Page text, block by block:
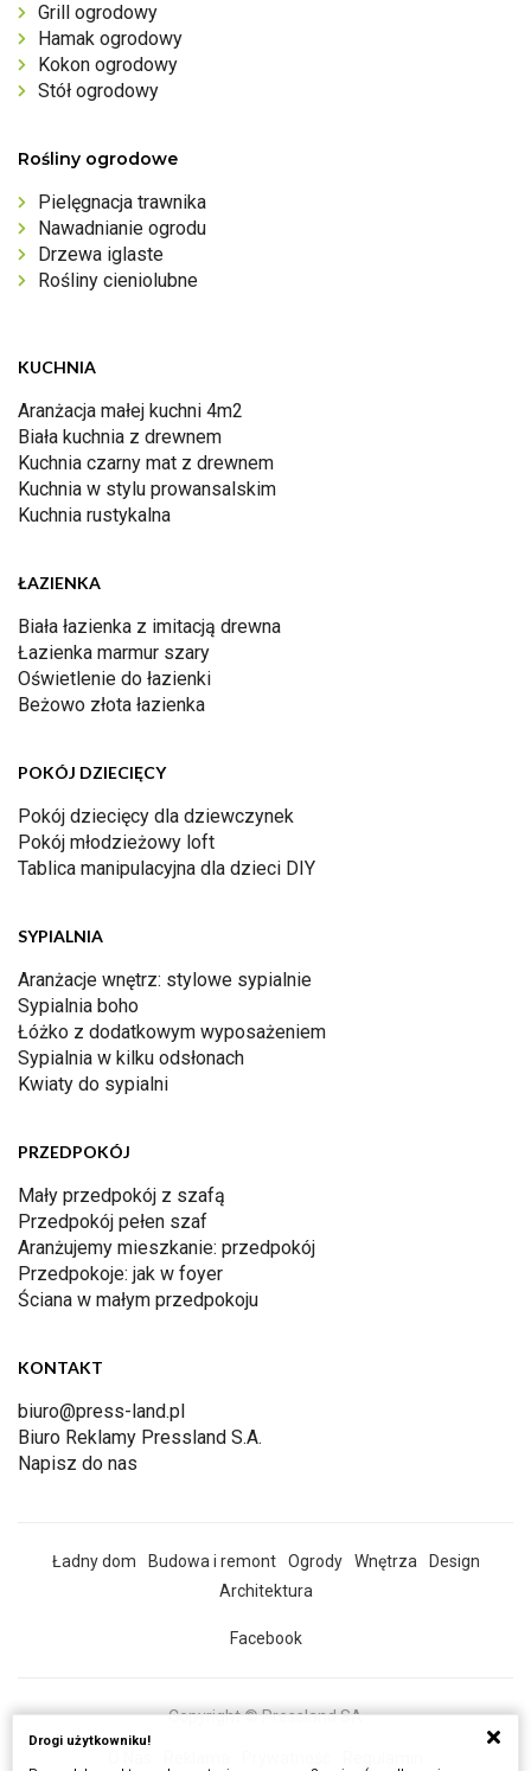
Grill ogrodowy
Hamak ogrodowy
Kokon ogrodowy
Stół ogrodowy
Rośliny ogrodowe
Pielęgnacja trawnika
Nawadnianie ogrodu
Drzewa iglaste
Rośliny cieniolubne
KUCHNIA
Aranżacja małej kuchni 4m2
Biała kuchnia z drewnem
Kuchnia czarny mat z drewnem
Kuchnia w stylu prowansalskim
Kuchnia rustykalna
ŁAZIENKA
Biała łazienka z imitacją drewna
Łazienka marmur szary
Oświetlenie do łazienki
Beżowo złota łazienka
POKÓJ DZIECIĘCY
Pokój dziecięcy dla dziewczynek
Pokój młodzieżowy loft
Tablica manipulacyjna dla dzieci DIY
SYPIALNIA
Aranżacje wnętrz: stylowe sypialnie
Sypialnia boho
Łóżko z dodatkowym wyposażeniem
Sypialnia w kilku odsłonach
Kwiaty do sypialni
PRZEDPOKÓJ
Mały przedpokój z szafą
Przedpokój pełen szaf
Aranżujemy mieszkanie: przedpokój
Przedpokoje: jak w foyer
Ściana w małym przedpokoju
KONTAKT
biuro@press-land.pl
Biuro Reklamy Pressland S.A.
Napisz do nas
Ładny dom Budowa i remont Ogrody Wnętrza
Design
Architektura
Facebook
Copyright © Pressland SA
Drogi użytkowniku!